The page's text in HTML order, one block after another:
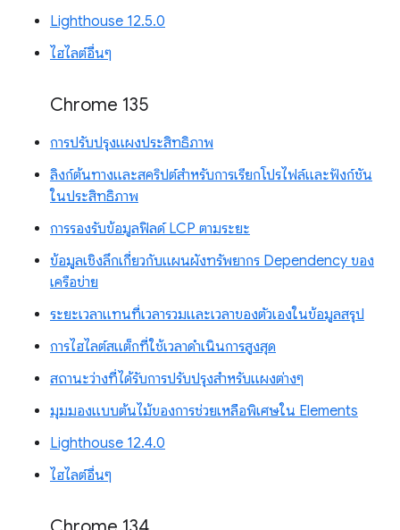
Lighthouse 12.5.0
ไฮไลต์อื่นๆ
Chrome 135
การปรับปรุงแผงประสิทธิภาพ
ลิงก์ต้นทางและสคริปต์สำหรับการเรียกโปรไฟล์และฟังก์ชัน
ในประสิทธิภาพ
การรองรับข้อมูลฟิลด์ LCP ตามระยะ
ข้อมูลเชิงลึกเกี่ยวกับแผนผังทรัพยากร Dependency ของ
เครือข่าย
ระยะเวลาแทนที่เวลารวมและเวลาของตัวเองในข้อมูลสรุป
การไฮไลต์สแต็กที่ใช้เวลาดำเนินการสูงสุด
สถานะว่างที่ได้รับการปรับปรุงสำหรับแผงต่างๆ
มุมมองแบบต้นไม้ของการช่วยเหลือพิเศษใน Elements
Lighthouse 12.4.0
ไฮไลต์อื่นๆ